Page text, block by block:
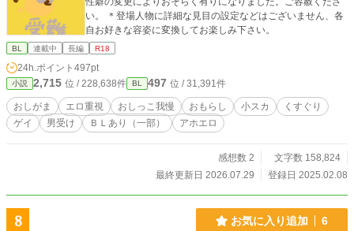
い。 ＊登場人物に詳細な見目の設定などはございません、各
自お好きな容姿に変換してお楽しみ下さい。
BL 連載中 長編 R18
24h.ポイント 497pt
小説 2,715 位 / 228,638件 BL 497 位 / 31,391件
おしがま エロ重視 おしっこ我慢 おもらし 小スカ
くすぐり
ゲイ
男受け ＢＬあり（一部） アホエロ
感想数 2
文字数 158,824
最終更新日 2026.07.29
登録日 2025.02.08
8 お気に入り追加 6